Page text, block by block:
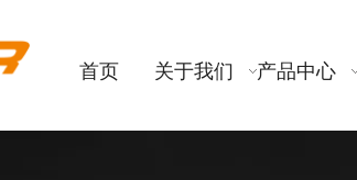
首页 关于我们 产品中心